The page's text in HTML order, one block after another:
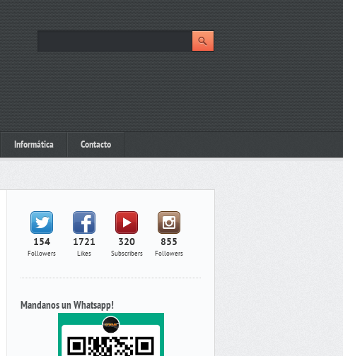
Informática Contacto
154
Followers
1721
Likes
320
Subscribers
855
Followers
Mandanos un Whatsapp!